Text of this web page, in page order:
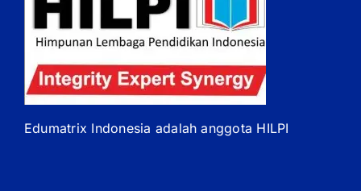
Edumatrix Indonesia adalah anggota HILPI